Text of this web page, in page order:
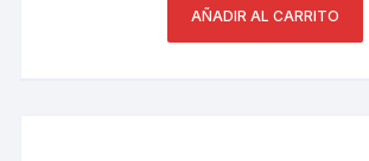
AÑADIR AL CARRITO